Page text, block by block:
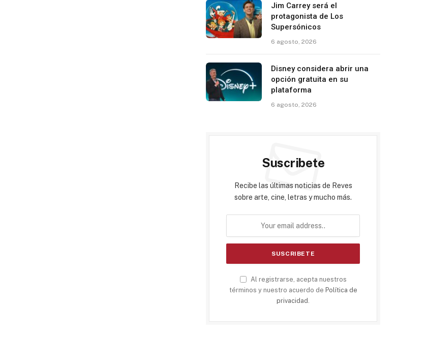
Jim Carrey será el
protagonista de Los
Supersónicos
6 agosto, 2026
Disney considera abrir una
opción gratuita en su
plataforma
6 agosto, 2026
Suscribete
Recibe las últimas noticias de Reves
sobre arte, cine, letras y mucho más.
Al registrarse, acepta nuestros
términos y nuestro acuerdo de Política de
privacidad